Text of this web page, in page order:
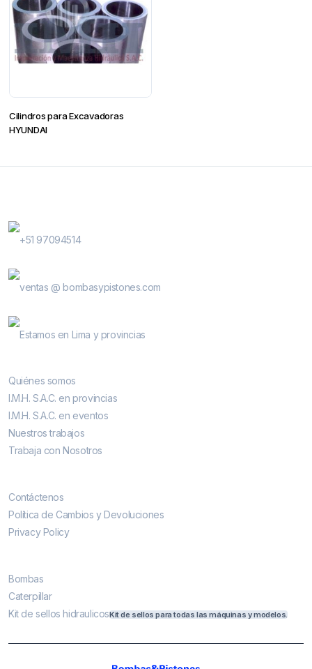
Cilindros para Excavadoras
HYUNDAI
+51 97094514
ventas @ bombasypistones.com
Estamos en Lima y provincias
Quiénes somos
I.M.H. S.A.C. en provincias
I.M.H. S.A.C. en eventos
Nuestros trabajos
Trabaja con Nosotros
Contáctenos
Política de Cambios y Devoluciones
Privacy Policy
Bombas
Caterpillar
Kit de sellos hidraulicosKit de sellos para todas las máquinas y modelos.